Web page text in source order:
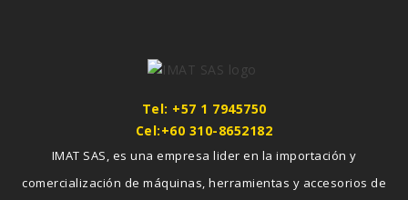
Tel: +57 1 7945750
Cel:+60 310-8652182
IMAT SAS, es una empresa lider en la importación y
comercialización de máquinas, herramientas y accesorios de